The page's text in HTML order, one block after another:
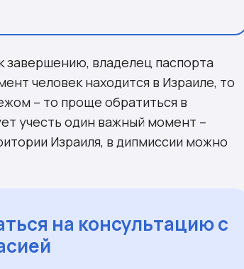
завершению, владелец паспорта
человек находится в Израиле, то
– то проще обратиться в
учесть один важный момент –
Израиля, в дипмиссии можно
на консультацию с